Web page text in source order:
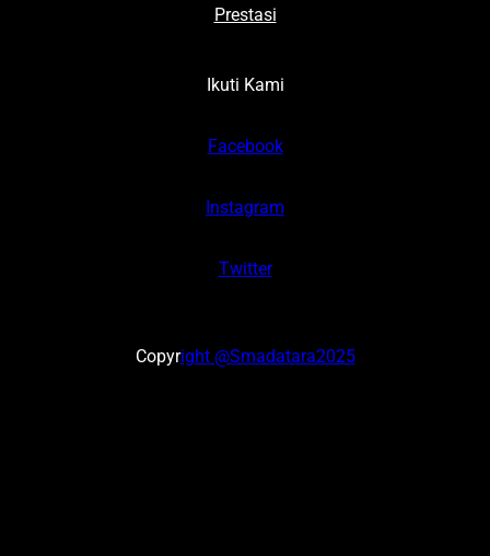
Prestasi
Ikuti Kami
Facebook
Instagram
Twitter
Copyright @Smadatara2025